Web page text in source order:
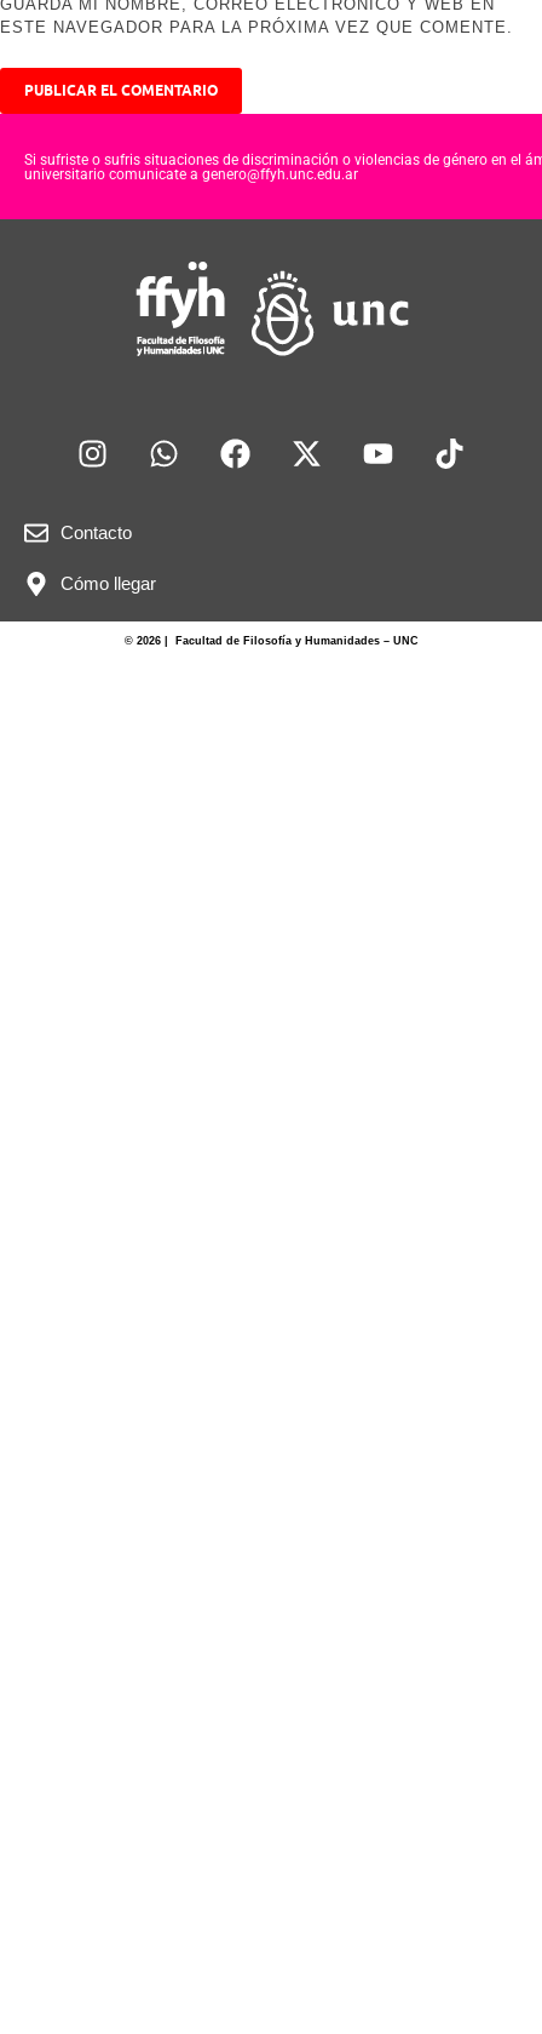
GUARDA MI NOMBRE, CORREO ELECTRÓNICO Y WEB EN
ESTE NAVEGADOR PARA LA PRÓXIMA VEZ QUE COMENTE.
Si sufriste o sufris situaciones de discriminación o violencias de género en el
universitario comunicate a genero@ffyh.unc.edu.ar
Contacto
Cómo llegar
© 2026 | Facultad de Filosofía y Humanidades – UNC